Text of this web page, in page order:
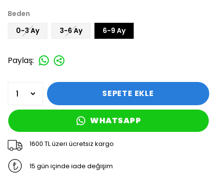
Beden
0-3 Ay
3-6 Ay 6-9 Ay
Paylaş:
SEPETE EKLE
WHATSAPP
1600 TL üzeri ücretsiz kargo
15 gün içinde iade değişim